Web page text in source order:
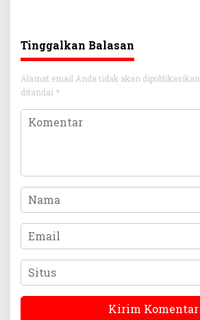
Tinggalkan Balasan
Alamat email Anda tidak akan dipublikasikan.
ditandai *